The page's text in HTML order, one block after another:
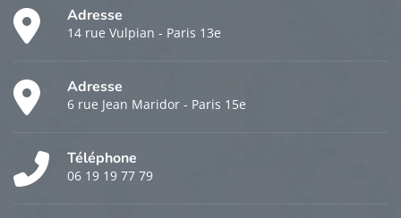
Adresse
14 rue Vulpian - Paris 13e
Adresse
6 rue Jean Maridor - Paris 15e
Téléphone
06 19 19 77 79